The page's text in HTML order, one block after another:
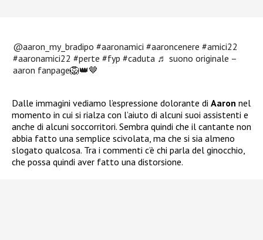
@aaron_my_bradipo #aaronamici #aaroncenere #amici22
#aaronamici22 #perte #fyp #caduta ♬ suono originale –
aaron fanpage🦁👑🤎
Dalle immagini vediamo l’espressione dolorante di Aaron nel
momento in cui si rialza con l’aiuto di alcuni suoi assistenti e
anche di alcuni soccorritori. Sembra quindi che il cantante non
abbia fatto una semplice scivolata, ma che si sia almeno
slogato qualcosa. Tra i commenti c’è chi parla del ginocchio,
che possa quindi aver fatto una distorsione.